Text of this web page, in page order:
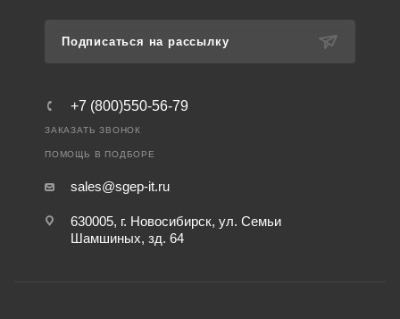
Подписаться на рассылку
+7 (800)550-56-79
ЗАКАЗАТЬ ЗВОНОК
ПОМОЩЬ В ПОДБОРЕ
sales@sgep-it.ru
630005, г. Новосибирск, ул. Семьи
Шамшиных, зд. 64